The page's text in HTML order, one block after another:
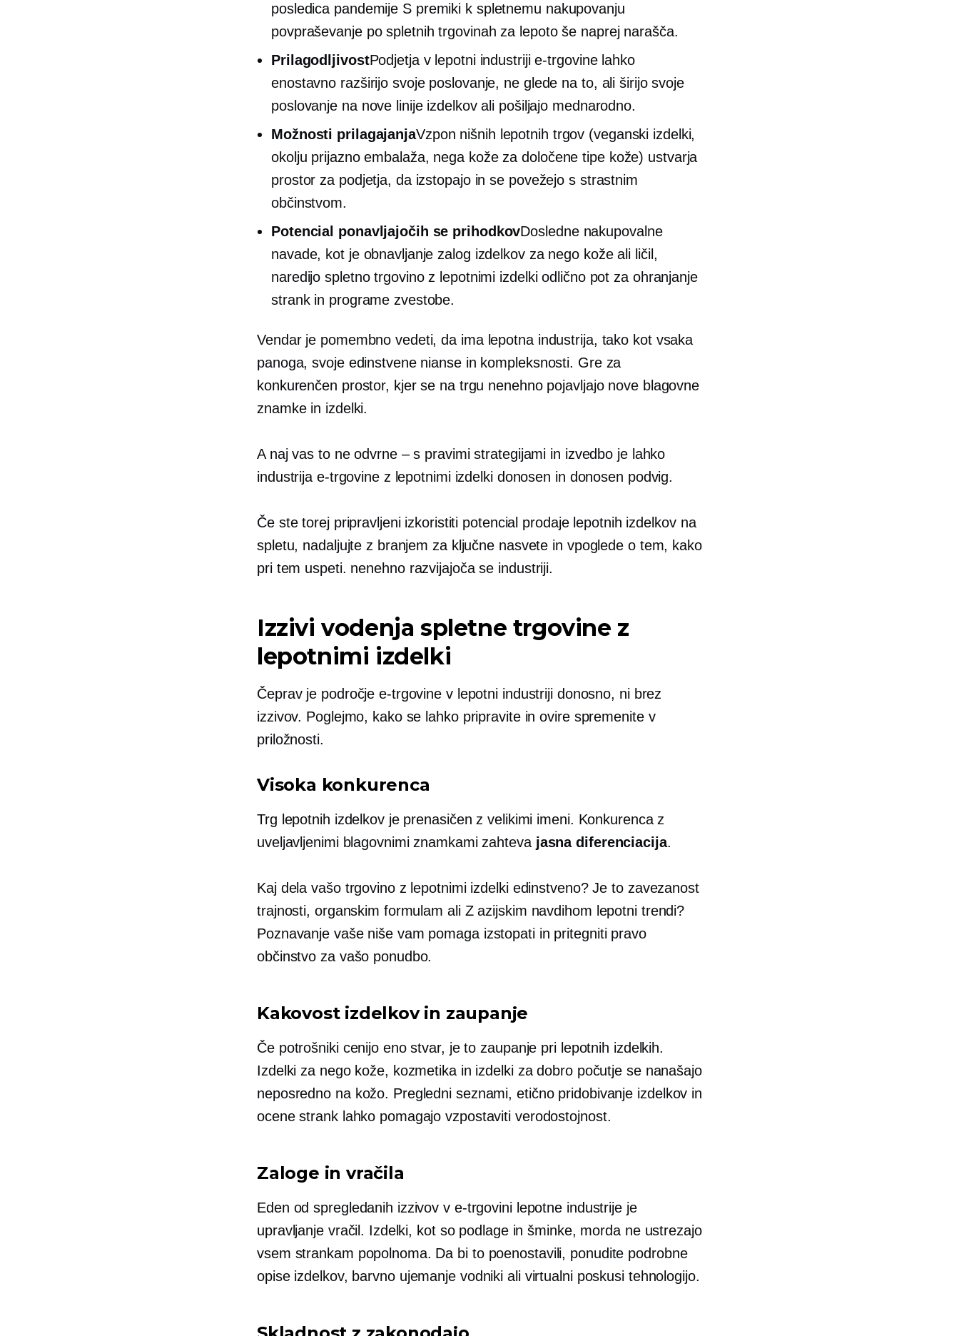
posledica pandemije S premiki k spletnemu nakupovanju
povpraševanje po spletnih trgovinah za lepoto še naprej narašča.
PrilagodljivostPodjetja v lepotni industriji e-trgovine lahko
enostavno razširijo svoje poslovanje, ne glede na to, ali širijo svoje
poslovanje na nove linije izdelkov ali pošiljajo mednarodno.
Možnosti prilagajanjaVzpon nišnih lepotnih trgov (veganski izdelki,
okolju prijaznoembalaža, nega kože za določene tipe kože) ustvarja
prostor za podjetja, da izstopajo in se povežejo s strastnim
občinstvom.
Potencial ponavljajočih se prihodkovDosledne nakupovalne
navade, kot je obnavljanje zalog izdelkov za nego kože ali ličil,
naredijo spletno trgovino z lepotnimi izdelki odlično pot za ohranjanje
strank in programe zvestobe.
Vendar je pomembno vedeti, da ima lepotna industrija, tako kot vsaka
panoga, svoje edinstvene nianse in kompleksnosti. Gre za
konkurenčen prostor, kjer se na trgu nenehno pojavljajo nove blagovne
znamke in izdelki.
A naj vas to ne odvrne – s pravimi strategijami in izvedbo je lahko
industrija e-trgovine z lepotnimi izdelki donosen in donosen podvig.
Če ste torej pripravljeni izkoristiti potencial prodaje lepotnih izdelkov na
spletu, nadaljujte z branjem za ključne nasvete in vpoglede o tem, kako
pri tem uspeti. nenehno razvijajoča se industriji.
Izzivi vodenja spletne trgovine z
lepotnimi izdelki
Čeprav je področje e-trgovine v lepotni industriji donosno, ni brez
izzivov. Poglejmo, kako se lahko pripravite in ovire spremenite v
priložnosti.
Visoka konkurenca
Trg lepotnih izdelkov je prenasičen z velikimi imeni. Konkurenca z
uveljavljenimi blagovnimi znamkami zahteva jasna diferenciacija.
Kaj dela vašo trgovino z lepotnimi izdelki edinstveno? Je to zavezanost
trajnosti, organskim formulam ali Z azijskim navdihom lepotni trendi?
Poznavanje vaše niše vam pomaga izstopati in pritegniti pravo
občinstvo za vašo ponudbo.
Kakovost izdelkov in zaupanje
Če potrošniki cenijo eno stvar, je to zaupanje pri lepotnih izdelkih.
Izdelki za nego kože, kozmetika in izdelki za dobro počutje se nanašajo
neposredno na kožo. Pregledni seznami, etično pridobivanje izdelkov in
ocene strank lahko pomagajo vzpostaviti verodostojnost.
Zaloge in vračila
Eden od spregledanih izzivov v e-trgovini lepotne industrije je
upravljanje vračil. Izdelki, kot so podlage in šminke, morda ne ustrezajo
vsem strankam popolnoma. Da bi to poenostavili, ponudite podrobne
opise izdelkov, barvno ujemanjevodniki ali virtualni poskusitehnologijo.